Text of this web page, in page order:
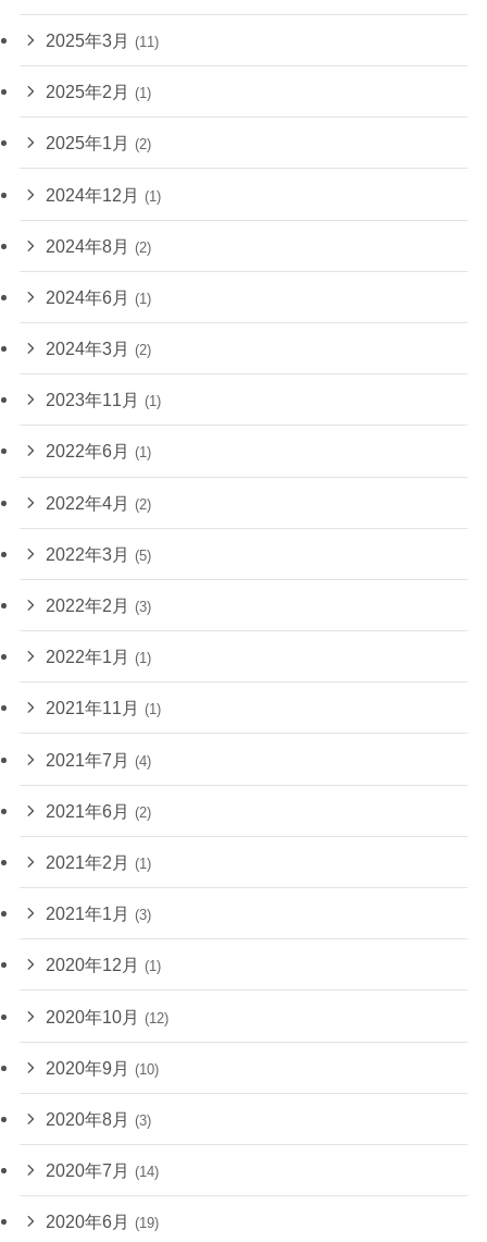
2025年3月 (11)
2025年2月 (1)
2025年1月 (2)
2024年12月 (1)
2024年8月 (2)
2024年6月 (1)
2024年3月 (2)
2023年11月 (1)
2022年6月 (1)
2022年4月 (2)
2022年3月 (5)
2022年2月 (3)
2022年1月 (1)
2021年11月 (1)
2021年7月 (4)
2021年6月 (2)
2021年2月 (1)
2021年1月 (3)
2020年12月 (1)
2020年10月 (12)
2020年9月 (10)
2020年8月 (3)
2020年7月 (14)
2020年6月 (19)